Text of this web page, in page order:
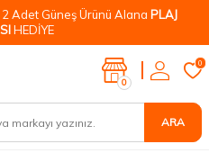
2 Adet Güneş Ürünü Alana PLAJ
HEDİYE
ARA
0
0